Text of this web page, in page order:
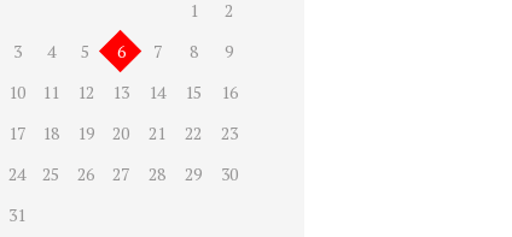
1
2
3
4 5 6 7 8
9
10
11 12 13 14 15
16
17
18 19 20 21 22
23
24
25 26 27 28 29
30
31